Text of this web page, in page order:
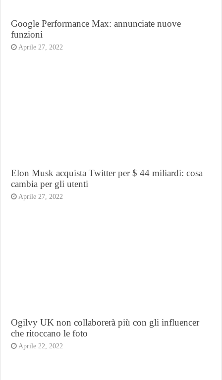
Google Performance Max: annunciate nuove
funzioni
Aprile 27, 2022
Elon Musk acquista Twitter per $ 44 miliardi: cosa
cambia per gli utenti
Aprile 27, 2022
Ogilvy UK non collaborerà più con gli influencer
che ritoccano le foto
Aprile 22, 2022